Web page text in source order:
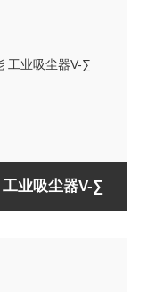
业吸尘器V-∑